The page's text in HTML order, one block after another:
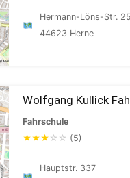
Hermann-Löns-Str. 25
44623 Herne
Wolfgang Kullick
Fahrschule
★★★ ☆ ☆ (5)
Hauptstr. 337